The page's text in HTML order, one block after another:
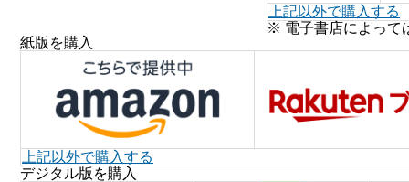
上記以外で購入する
※ 電子書店によって
紙版を購入
上記以外で購入する
デジタル版を購入